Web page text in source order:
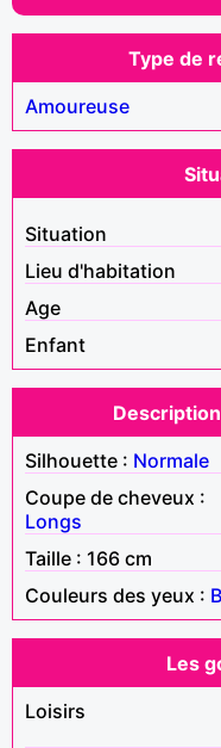
Type de
Amoureuse
Situation
Lieu d'habitation
Age
Enfant
Silhouette : Normale
Coupe de cheveux :
Longs
Taille : 166 cm
Couleurs des yeux :
Les
Loisirs